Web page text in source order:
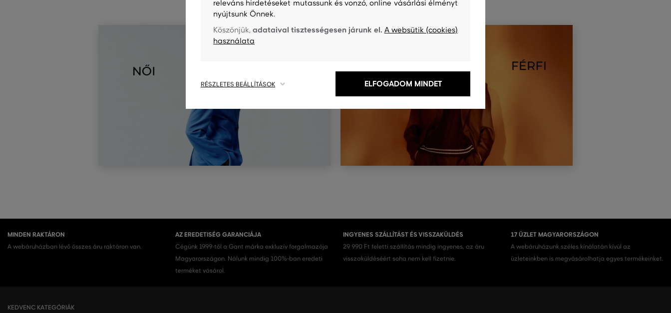
MINDEN RAKTÁRON
A webáruházban lévő összes áru raktáron van.
AZ EREDETISÉG GARANCIÁJA
Cégünk 1999-től a Gant márka exkluzív forgalmazója
Magyarországon. Nálunk mindig 100%-ban eredeti
terméket vásárol.
INGYENES SZÁLLÍTÁST ÉS VISSZAKÜLDÉS
29 990 Ft feletti szállítás mindig ingyenes, az áru
visszaküldéséért soha nem kell fizetnie.
17 ÜZLET MAGYARORSZÁGON
A webáruházunk széles kínálatán kívül az
üzleteinkben is megvásárolhatja egyes termékeinket.
KEDVENC KATEGÓRIÁK
releváns hirdetéseket mutassunk és vonzó, online vásárlási élményt
nyújtsunk Önnek.
Köszönjük,adataival tisztességesen járunk el. A websütik (cookies)
használata
RÉSZLETES BEÁLLÍTÁSOK ELFOGADOM MINDET